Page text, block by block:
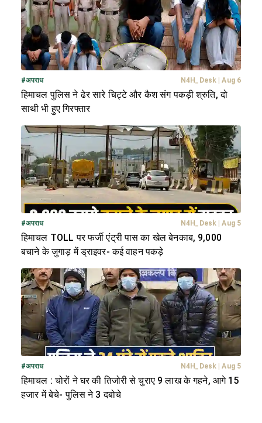
#अपराध N4H_Desk Aug 6
हिमाचल पुलिस ने ढेर सारे चिट्टे और कैश संग पकड़ी श्रुति, दो
साथी भी हुए गिरफ्तार
#अपराध N4H_Desk Aug 5
हिमाचल TOLL पर फर्जी एंट्री पास का खेल बेनकाब, 9,000
बचाने के जुगाड़ में ड्राइवर- कई वाहन पकड़े
#अपराध N4H_Desk Aug 5
हिमाचल : चोरों ने घर की तिजोरी से चुराए 9 लाख के गहने, आगे 15
हजार में बेचे- पुलिस ने 3 दबोचे